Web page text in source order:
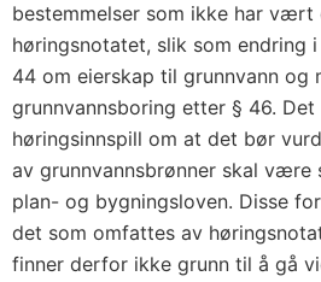
bestemmelser som ikke har vært
høringsnotatet, slik som endring
44 om eierskap til grunnvann og
grunnvannsboring etter § 46.
høringsinnspill om at det bør
av grunnvannsbrønner skal
plan- og bygningsloven. Disse
det som omfattes av
finner derfor ikke grunn til å gå